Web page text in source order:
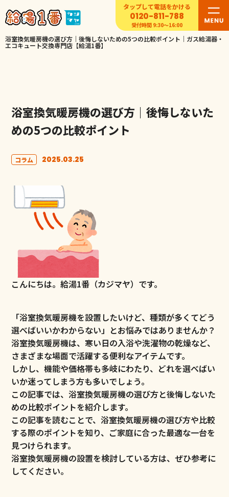
浴室換気暖房機の選び方｜後悔しないための5つの比較ポイント｜ガス給湯器・
エコキュート交換専門店【給湯1番】
浴室換気暖房機の選び方｜後悔しないた
めの5つの比較ポイント
コラム 2025.03.25
こんにちは。給湯1番（カジマヤ）です。
「浴室換気暖房機を設置したいけど、種類が多くてどう
選べばいいかわからない」とお悩みではありませんか？
浴室換気暖房機は、寒い日の入浴や洗濯物の乾燥など、
さまざまな場面で活躍する便利なアイテムです。
しかし、機能や価格帯も多岐にわたり、どれを選べばい
いか迷ってしまう方も多いでしょう。
この記事では、浴室換気暖房機の選び方と後悔しないた
めの比較ポイントを紹介します。
この記事を読むことで、浴室換気暖房機の選び方や比較
する際のポイントを知り、ご家庭に合った最適な一台を
見つけられます。
浴室換気暖房機の設置を検討している方は、ぜひ参考に
してください。
タップして電話をかける
0120-811-788
受付時間 9:30〜16:00